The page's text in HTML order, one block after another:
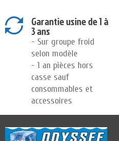
Garantie usine de 1 à
3 ans
- Sur groupe froid
selon modèle
- 1 an pièces hors
casse sauf
consommables et
accessoires